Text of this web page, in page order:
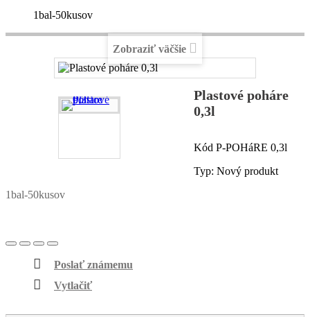
1bal-50kusov
Zobraziť väčšie
Plastové poháre
0,3l
Kód P-POHáRE 0,3l
Typ: Nový produkt
1bal-50kusov
Poslať známemu
Vytlačiť